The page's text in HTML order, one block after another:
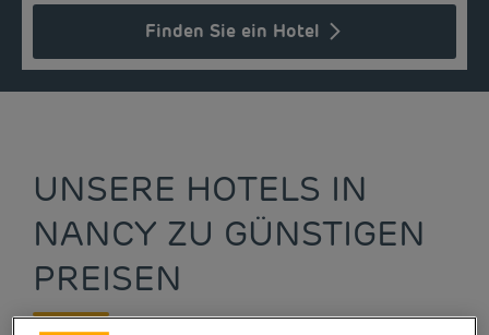
Finden Sie ein Hotel
UNSERE HOTELS IN
NANCY ZU GÜNSTIGEN
PREISEN